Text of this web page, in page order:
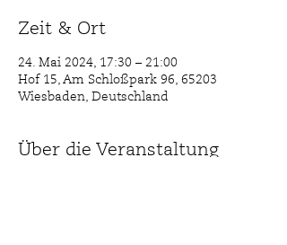
Zeit & Ort
24. Mai 2024, 17:30 – 21:00
Hof 15, Am Schloßpark 96, 65203
Wiesbaden, Deutschland
Über die Veranstaltung